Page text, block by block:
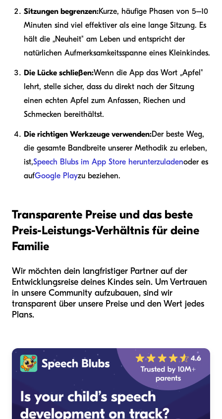
Sitzungen begrenzen:Kurze, häufige Phasen von 5–10
Minuten sind viel effektiver als eine lange Sitzung. Es
hält die „Neuheit" am Leben und entspricht der
natürlichen Aufmerksamkeitsspanne eines Kleinkindes.
Die Lücke schließen:Wenn die App das Wort „Apfel"
lehrt, stelle sicher, dass du direkt nach der Sitzung
einen echten Apfel zum Anfassen, Riechen und
Schmecken bereithältst.
Die richtigen Werkzeuge verwenden:Der beste Weg,
die gesamte Bandbreite unserer Methodik zu erleben,
ist,Speech Blubs im App Store herunterzuladenoder es
aufGoogle Playzu beziehen.
Transparente Preise und das beste
Preis-Leistungs-Verhältnis für deine
Familie
Wir möchten dein langfristiger Partner auf der
Entwicklungsreise deines Kindes sein. Um Vertrauen
in unsere Community aufzubauen, sind wir
transparent über unsere Preise und den Wert jedes
Plans.